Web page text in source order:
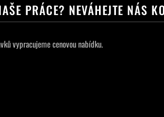
PRÁCE? NEVÁHEJTE NÁS
vypracujeme cenovou nabídku.